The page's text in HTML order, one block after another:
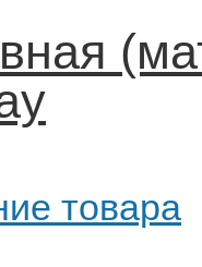
товара